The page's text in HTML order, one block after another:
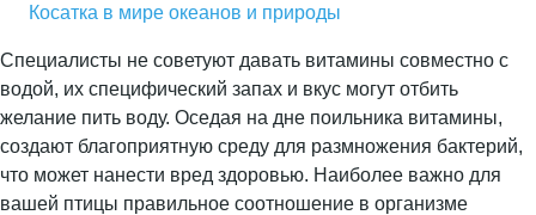
Косатка в мире океанов и природы
Специалисты не советуют давать витамины совместно с
водой, их специфический запах и вкус могут отбить
желание пить воду. Оседая на дне поильника витамины,
создают благоприятную среду для размножения бактерий,
что может нанести вред здоровью. Наиболее важно для
вашей птицы правильное соотношение в организме